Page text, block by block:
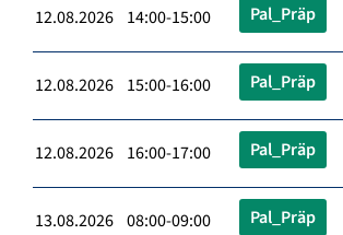
12.08.2026 14:00-15:00 Pal_Präp
12.08.2026 15:00-16:00 Pal_Präp
12.08.2026 16:00-17:00 Pal_Präp
13.08.2026 08:00-09:00 Pal_Präp